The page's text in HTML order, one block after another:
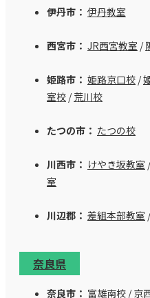
伊丹市： 伊丹教室
西宮市： JR西宮教室 /
姫路市： 姫路京口校 /
室校 /荒川校
たつの市： たつの校
川西市： けやき坂教室
室
川辺郡： 差組本部教室
奈良県
奈良市： 富雄南校 /京